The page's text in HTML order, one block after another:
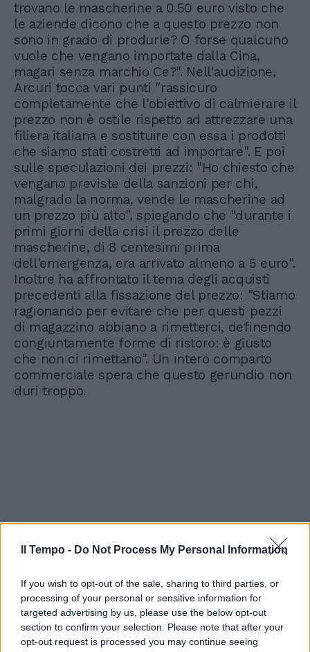
Il Tempo - Do Not Process My Personal Information
If you wish to opt-out of the sale, sharing to third parties, or
processing of your personal or sensitive information for
targeted advertising by us, please use the below opt-out
section to confirm your selection. Please note that after your
opt-out request is processed you may continue seeing
trovano le mascherine a 0.50 euro visto che
le aziende dicono che a questo prezzo non
sono in grado di produrle? O forse qualcuno
vuole che vengano importate dalla Cina,
magari senza marchio Ce?". Nell'audizione,
Arcuri tocca vari punti "rassicuro
completamente che l'obiettivo di calmierare il
prezzo non è ostile rispetto ad attrezzare una
filiera italiana e sostituire con essa i prodotti
che siamo stati costretti ad importare". E poi
sulle speculazioni dei prezzi: "Ho chiesto che
vengano previste della sanzioni per chi,
malgrado la norma, vende le mascherine ad
un prezzo più alto", spiegando che "durante i
primi giorni della crisi il prezzo delle
mascherine, di 8 centesimi prima
dell'emergenza, era arrivato almeno a 5 euro".
Inoltre ha affrontato il tema degli acquisti
precedenti alla fissazione del prezzo: "Stiamo
ragionando per evitare che per questi pezzi
di magazzino abbiano a rimetterci, definendo
congiuntamente forme di ristoro: è giusto
che non ci rimettano". Un intero comparto
commerciale spera che questo gerundio non
duri troppo.